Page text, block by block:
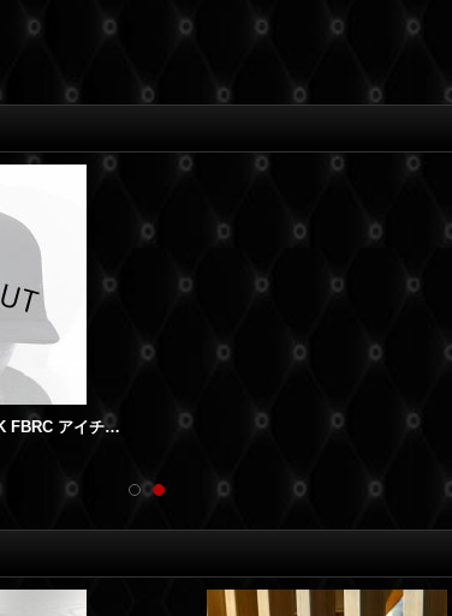
クロムハーツ キャップ FUCK FBRC アイチャート 新作